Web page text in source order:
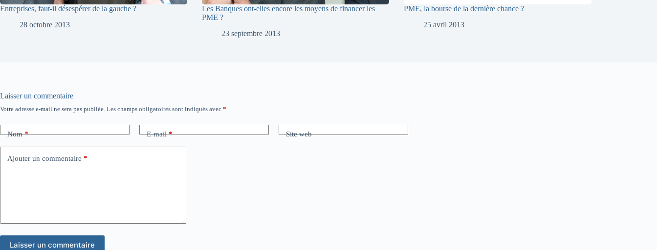
Entreprises, faut-il désespérer de la gauche ?
28 octobre 2013
Les Banques ont-elles encore les moyens de financer les
PME ?
23 septembre 2013
PME, la bourse de la dernière chance ?
25 avril 2013
Laisser un commentaire
Votre adresse e-mail ne sera pas publiée. Les champs obligatoires sont indiqués avec *
Nom* E-mail* Site web
Ajouter un commentaire *
Laisser un commentaire